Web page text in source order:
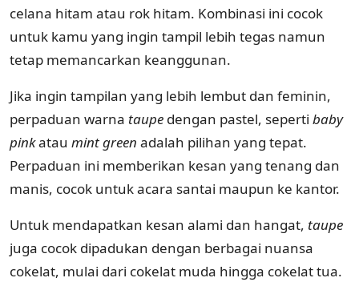
celana hitam atau rok hitam. Kombinasi ini cocok
untuk kamu yang ingin tampil lebih tegas namun
tetap memancarkan keanggunan.
Jika ingin tampilan yang lebih lembut dan feminin,
perpaduan warna taupe dengan pastel, seperti baby
pinkatau mint green adalah pilihan yang tepat.
Perpaduan ini memberikan kesan yang tenang dan
manis, cocok untuk acara santai maupun ke kantor.
Untuk mendapatkan kesan alami dan hangat, taupe
juga cocok dipadukan dengan berbagai nuansa
cokelat, mulai dari cokelat muda hingga cokelat tua.